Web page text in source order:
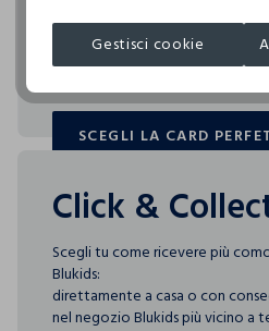
rendono
speciali i tuoi acquisti: ti
sorprese pensate solo per te
SCEGLI LA CARD
SCEGLI LA CARD
Click &
Scegli tu come ricevere più
Blukids:
direttamente a casa o con
nel negozio Blukids più vicino a
Gestisci cookie